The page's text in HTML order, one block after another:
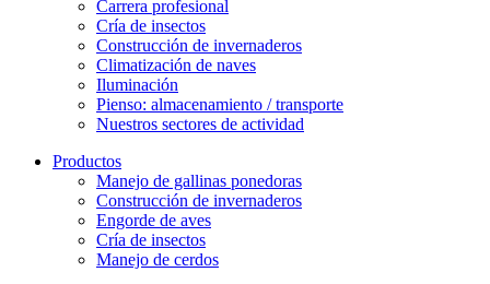
Carrera profesional
Cría de insectos
Construcción de invernaderos
Climatización de naves
Iluminación
Pienso: almacenamiento / transporte
Nuestros sectores de actividad
Productos
Manejo de gallinas ponedoras
Construcción de invernaderos
Engorde de aves
Cría de insectos
Manejo de cerdos